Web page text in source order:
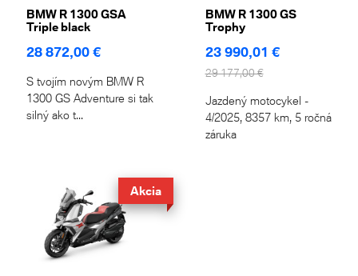
BMW R 1300 GSA
Triple black
28 872,00 €
S tvojím novým BMW R
1300 GS Adventure si tak
silný ako t...
BMW R 1300 GS
Trophy
23 990,01 €
29 177,00 €
Jazdený motocykel -
4/2025, 8357 km, 5 ročná
záruka
Akcia